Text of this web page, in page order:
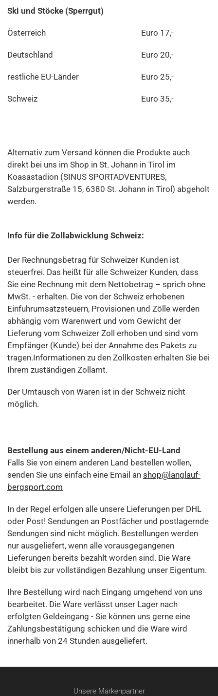
Ski und Stöcke (Sperrgut)
Österreich Euro 17,-
Deutschland Euro 20,-
restliche EU-Länder Euro 25,-
Schweiz Euro 35,-
Alternativ zum Versand können die Produkte auch
direkt bei uns im Shop in St. Johann in Tirol im
Koasastadion (SINUS SPORTADVENTURES,
Salzburgerstraße 15, 6380 St. Johann in Tirol) abgeholt
werden.
Info für die Zollabwicklung Schweiz:
Der Rechnungsbetrag für Schweizer Kunden ist
steuerfrei. Das heißt für alle Schweizer Kunden, dass
Sie eine Rechnung mit dem Nettobetrag – sprich ohne
MwSt. - erhalten. Die von der Schweiz erhobenen
Einfuhrumsatzsteuern, Provisionen und Zölle werden
abhängig vom Warenwert und vom Gewicht der
Lieferung vom Schweizer Zoll erhoben und sind vom
Empfänger (Kunde) bei der Annahme des Pakets zu
tragen.Informationen zu den Zollkosten erhalten Sie bei
Ihrem zuständigen Zollamt.
Der Umtausch von Waren ist in der Schweiz nicht
möglich.
Bestellung aus einem anderen/Nicht-EU-Land
Falls Sie von einem anderen Land bestellen wollen,
senden Sie uns einfach eine Email an shop@langlauf-
bergsport.com
In der Regel erfolgen alle unsere Lieferungen per DHL
oder Post! Sendungen an Postfächer und postlagernde
Sendungen sind nicht möglich. Bestellungen werden
nur ausgeliefert, wenn alle vorausgegangenen
Lieferungen bereits bezahlt worden sind. Die Ware
bleibt bis zur vollständigen Bezahlung unser Eigentum.
Ihre Bestellung wird nach Eingang umgehend von uns
bearbeitet. Die Ware verlässt unser Lager nach
erfolgten Geldeingang - Sie können uns gerne eine
Zahlungsbestätigung schicken und die Ware wird
innerhalb von 24 Stunden ausgeliefert.
Unsere Markenpartner